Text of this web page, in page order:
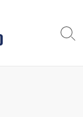
検